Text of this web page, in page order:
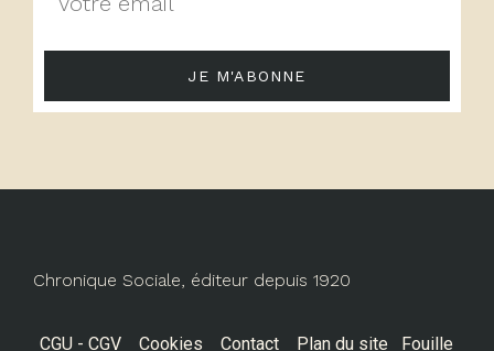
JE M'ABONNE
Chronique Sociale, éditeur depuis 1920
CGU - CGV Cookies Contact Plan du site Fouille